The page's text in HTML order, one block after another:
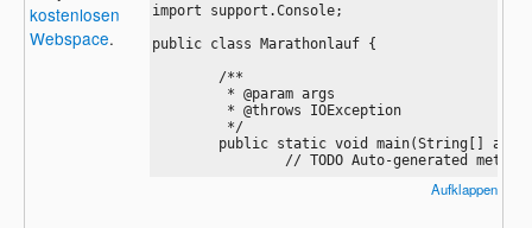
kostenlosen
Webspace.
import support.Console;
public class Marathonlauf {
Aufklappen